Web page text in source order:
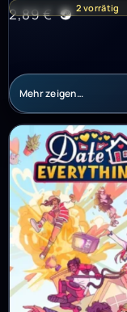
2,89€ 2 vorrätig
Mehr zeigen…